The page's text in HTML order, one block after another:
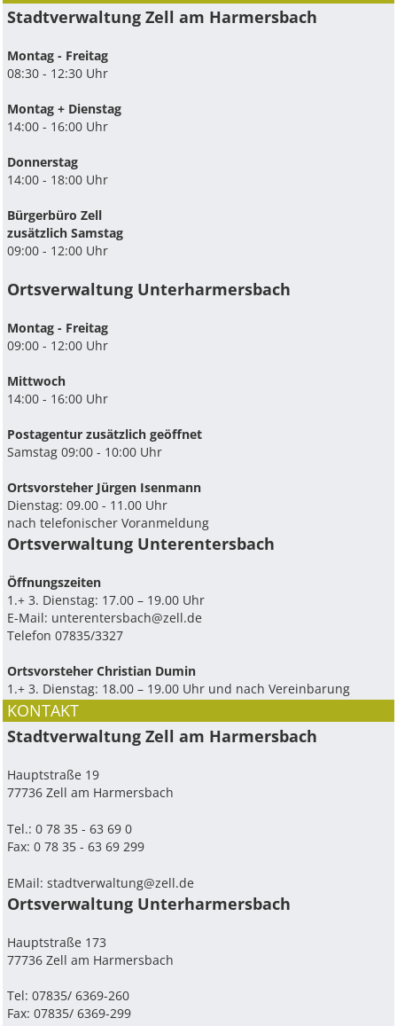
Stadtverwaltung Zell am Harmersbach
Montag - Freitag
08:30 - 12:30 Uhr
Montag + Dienstag
14:00 - 16:00 Uhr
Donnerstag
14:00 - 18:00 Uhr
Bürgerbüro Zell
zusätzlich Samstag
09:00 - 12:00 Uhr
Ortsverwaltung Unterharmersbach
Montag - Freitag
09:00 - 12:00 Uhr
Mittwoch
14:00 - 16:00 Uhr
Postagentur zusätzlich geöffnet
Samstag 09:00 - 10:00 Uhr
Ortsvorsteher Jürgen Isenmann
Dienstag: 09.00 - 11.00 Uhr
nach telefonischer Voranmeldung
Ortsverwaltung Unterentersbach
Ö­ffnungszeiten
1.+ 3. Dienstag: 17.00 – 19.00 Uhr
E-Mail: unterentersbach@zell.de
Telefon 07835/3327
Ortsvorsteher Christian Dumin
1.+ 3. Dienstag: 18.00 – 19.00 Uhr und nach Vereinbarung
KONTAKT
Stadtverwaltung Zell am Harmersbach
Hauptstraße 19
77736 Zell am Harmersbach
Tel.: 0 78 35 - 63 69 0
Fax: 0 78 35 - 63 69 299
EMail:stadtverwaltung@zell.de
Ortsverwaltung Unterharmersbach
Hauptstraße 173
77736 Zell am Harmersbach
Tel: 07835/ 6369-260
Fax: 07835/ 6369-299